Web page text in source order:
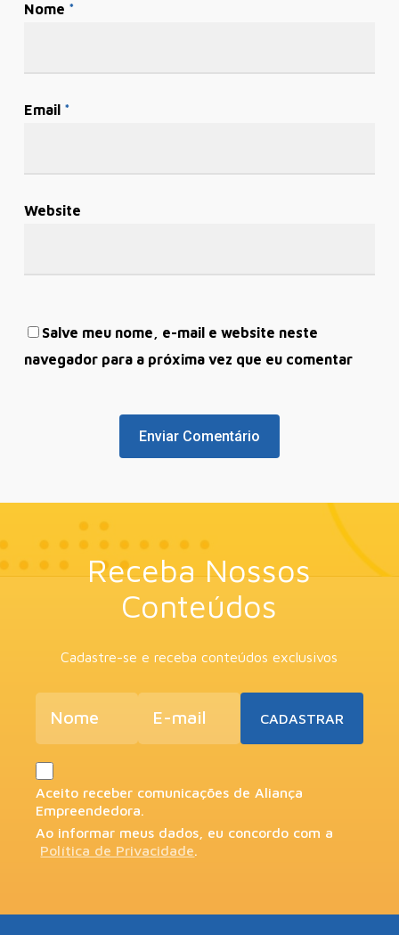
Nome *
Email *
Website
Salve meu nome, e-mail e website neste
navegador para a próxima vez que eu comentar
Receba Nossos
Conteúdos
Cadastre-se e receba conteúdos exclusivos
Aceito receber comunicações de Aliança
Empreendedora.
Ao informar meus dados, eu concordo com a
Política de Privacidade.